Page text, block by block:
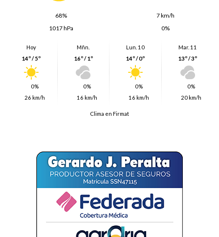
68%
7 km/h
1017 hPa
0%
Hoy
14º / 5º
0%
26 km/h
Mñn.
16º / 1º
0%
16 km/h
Lun. 10
14º / 0º
0%
16 km/h
Mar. 11
13º / 3º
0%
20 km/h
Clima en Firmat